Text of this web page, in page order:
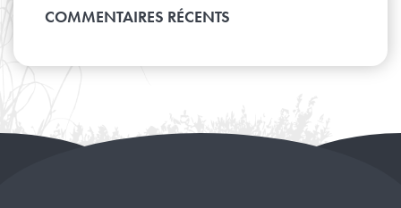
Janvier
Février
Mars
Janvier
Mai
Février
COMMENTAIRES RÉCENTS